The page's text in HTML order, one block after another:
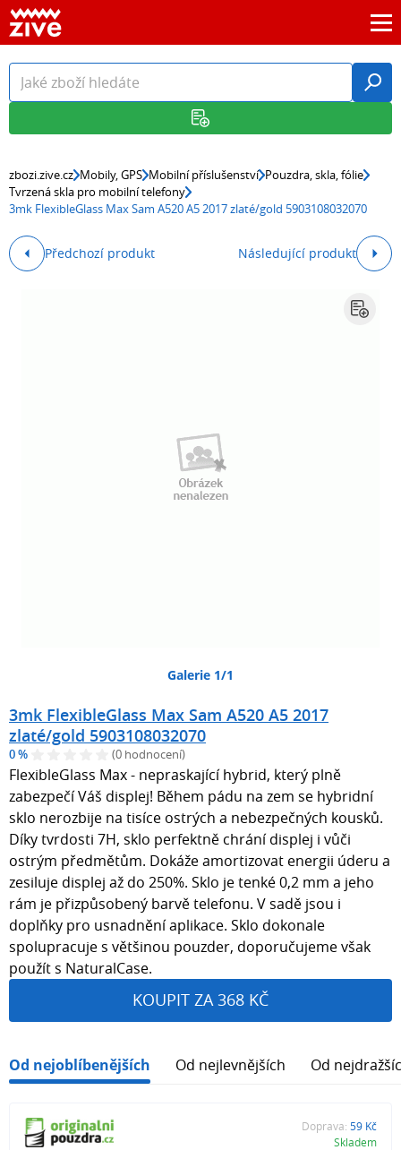
zbozi.zive.cz Mobily, GPS Mobilní příslušenství Pouzdra, skla, fólie
Tvrzená skla pro mobilní telefony
3mk FlexibleGlass Max Sam A520 A5 2017 zlaté/gold 5903108032070
Předchozí produkt Následující produkt
Galerie 1/1
3mk FlexibleGlass Max Sam A520 A5 2017
zlaté/gold 5903108032070
0 % (0 hodnocení)
FlexibleGlass Max - nepraskající hybrid, který plně
zabezpečí Váš displej! Během pádu na zem se hybridní
sklo nerozbije na tisíce ostrých a nebezpečných kousků.
Díky tvrdosti 7H, sklo perfektně chrání displej i vůči
ostrým předmětům. Dokáže amortizovat energii úderu a
zesiluje displej až do 250%. Sklo je tenké 0,2 mm a jeho
rám je přizpůsobený barvě telefonu. V sadě jsou i
doplňky pro usnadnění aplikace. Sklo dokonale
spolupracuje s většinou pouzder, doporučujeme však
použít s NaturalCase.
KOUPIT ZA 368 KČ
Od nejoblíbenějších Od nejlevnějších Od
Doprava: 59 Kč
Skladem